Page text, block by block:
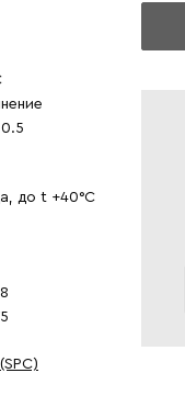
0.5
до t +40°C
8